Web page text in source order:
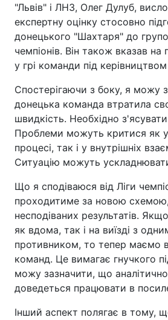
"Львів" і ЛНЗ, Олег Дулуб,
експертну оцінку стосовно
донецького "Шахтаря" до
чемпіонів. Він також вказав на
у грі команди під
Спостерігаючи з боку, я можу
донецька команда втратила
швидкість. Необхідно
Проблеми можуть критися як
процесі, так і у внутрішніх
Ситуацію можуть
Що я сподіваюся від Ліги
проходитиме за новою схемою,
несподіваних результатів.
як вдома, так і на виїзді з
противником, то тепер маємо
команд. Це вимагає гнучкого
можу зазначити, що
доведеться працювати в
Інший аспект полягає в тому,